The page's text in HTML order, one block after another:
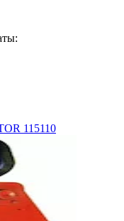
115110